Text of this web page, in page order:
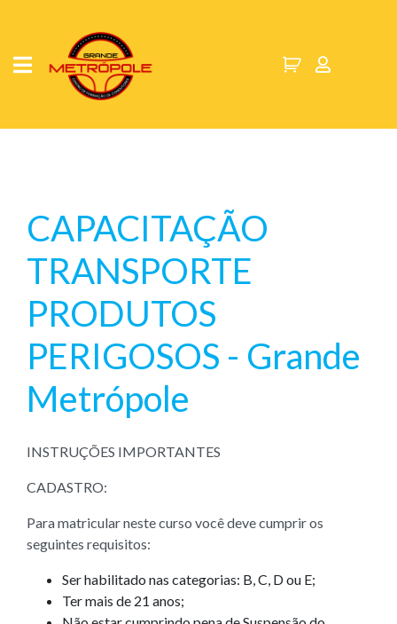
CAPACITAÇÃO
TRANSPORTE
PRODUTOS
PERIGOSOS - Grande
Metrópole
INSTRUÇÕES IMPORTANTES
CADASTRO:
Para matricular neste curso você deve cumprir os
seguintes requisitos:
Ser habilitado nas categorias: B, C, D ou E;
Ter mais de 21 anos;